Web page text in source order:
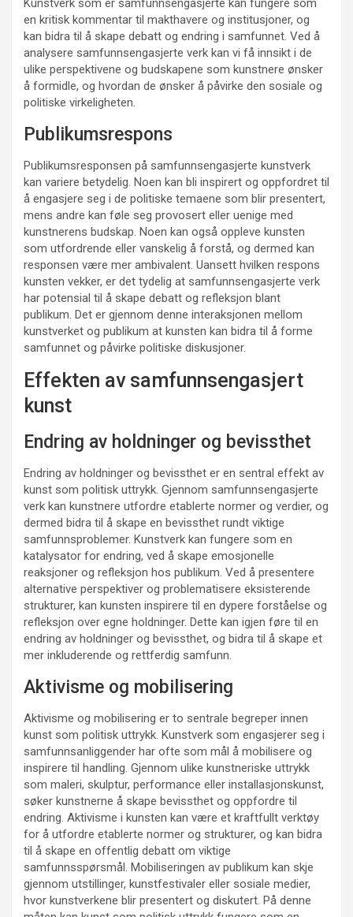
Kunstverk som er samfunnsengasjerte kan fungere som
en kritisk kommentar til makthavere og institusjoner, og
kan bidra til å skape debatt og endring i samfunnet. Ved å
analysere samfunnsengasjerte verk kan vi få innsikt i de
ulike perspektivene og budskapene som kunstnere ønsker
å formidle, og hvordan de ønsker å påvirke den sosiale og
politiske virkeligheten.
Publikumsrespons
Publikumsresponsen på samfunnsengasjerte kunstverk
kan variere betydelig. Noen kan bli inspirert og oppfordret til
å engasjere seg i de politiske temaene som blir presentert,
mens andre kan føle seg provosert eller uenige med
kunstnerens budskap. Noen kan også oppleve kunsten
som utfordrende eller vanskelig å forstå, og dermed kan
responsen være mer ambivalent. Uansett hvilken respons
kunsten vekker, er det tydelig at samfunnsengasjerte verk
har potensial til å skape debatt og refleksjon blant
publikum. Det er gjennom denne interaksjonen mellom
kunstverket og publikum at kunsten kan bidra til å forme
samfunnet og påvirke politiske diskusjoner.
Effekten av samfunnsengasjert
kunst
Endring av holdninger og bevissthet
Endring av holdninger og bevissthet er en sentral effekt av
kunst som politisk uttrykk. Gjennom samfunnsengasjerte
verk kan kunstnere utfordre etablerte normer og verdier, og
dermed bidra til å skape en bevissthet rundt viktige
samfunnsproblemer. Kunstverk kan fungere som en
katalysator for endring, ved å skape emosjonelle
reaksjoner og refleksjon hos publikum. Ved å presentere
alternative perspektiver og problematisere eksisterende
strukturer, kan kunsten inspirere til en dypere forståelse og
refleksjon over egne holdninger. Dette kan igjen føre til en
endring av holdninger og bevissthet, og bidra til å skape et
mer inkluderende og rettferdig samfunn.
Aktivisme og mobilisering
Aktivisme og mobilisering er to sentrale begreper innen
kunst som politisk uttrykk. Kunstverk som engasjerer seg i
samfunnsanliggender har ofte som mål å mobilisere og
inspirere til handling. Gjennom ulike kunstneriske uttrykk
som maleri, skulptur, performance eller installasjonskunst,
søker kunstnerne å skape bevissthet og oppfordre til
endring. Aktivisme i kunsten kan være et kraftfullt verktøy
for å utfordre etablerte normer og strukturer, og kan bidra
til å skape en offentlig debatt om viktige
samfunnsspørsmål. Mobiliseringen av publikum kan skje
gjennom utstillinger, kunstfestivaler eller sosiale medier,
hvor kunstverkene blir presentert og diskutert. På denne